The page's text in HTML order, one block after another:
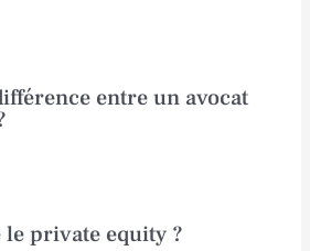
entre un avocat
le private equity ?